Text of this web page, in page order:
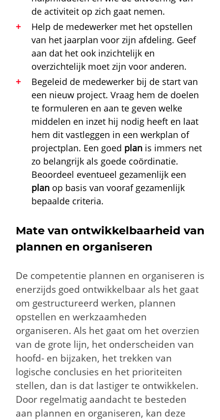
de activiteit op zich gaat nemen.
Help de medewerker met het opstellen
van het jaarplan voor zijn afdeling. Geef
aan dat het ook inzichtelijk en
overzichtelijk moet zijn voor anderen.
Begeleid de medewerker bij de start van
een nieuw project. Vraag hem de doelen
te formuleren en aan te geven welke
middelen en inzet hij nodig heeft en laat
hem dit vastleggen in een werkplan of
projectplan. Een goed plan is immers net
zo belangrijk als goede coördinatie.
Beoordeel eventueel gezamenlijk een
plan op basis van vooraf gezamenlijk
bepaalde criteria.
Mate van ontwikkelbaarheid van
plannen en organiseren
De competentie plannen en organiseren is
enerzijds goed ontwikkelbaar als het gaat
om gestructureerd werken, plannen
opstellen en werkzaamheden
organiseren. Als het gaat om het overzien
van de grote lijn, het onderscheiden van
hoofd- en bijzaken, het trekken van
logische conclusies en het prioriteiten
stellen, dan is dat lastiger te ontwikkelen.
Door regelmatig aandacht te besteden
aan plannen en organiseren, kan deze